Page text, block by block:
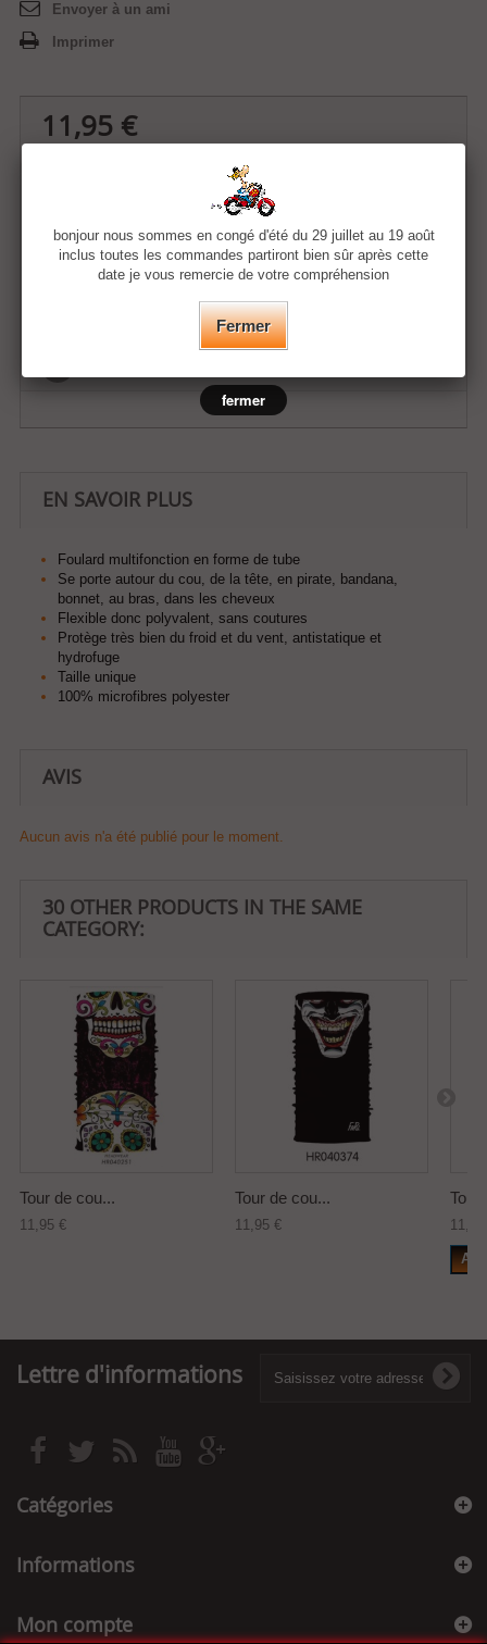
Envoyer à un ami
Imprimer
11,95 €
EN SAVOIR PLUS
Foulard multifonction en forme de tube
Se porte autour du cou, de la tête, en pirate, bandana,
bonnet, au bras, dans les cheveux
F lexible donc polyvalent, sans coutures
Protège très bien du froid et du vent, antistatique et
hydrofuge
Taille unique
100% microfibres polyester
AVIS
Aucun avis n'a été publié pour le moment.
30 OTHER PRODUCTS IN THE SAME
CATEGORY:
Tour de cou...
11,95 €
Tour de cou...
11,95 €
Tour
Lettre d'informations
Catégories
Informations
Mon compte
bonjour nous sommes en congé d'été du 29 juillet au 19 août
inclus toutes les commandes partiront bien sûr après cette
date je vous remercie de votre compréhension
Fermer
fermer